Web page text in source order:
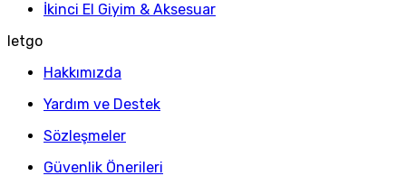
İkinci El Giyim & Aksesuar
letgo
Hakkımızda
Yardım ve Destek
Sözleşmeler
Güvenlik Önerileri